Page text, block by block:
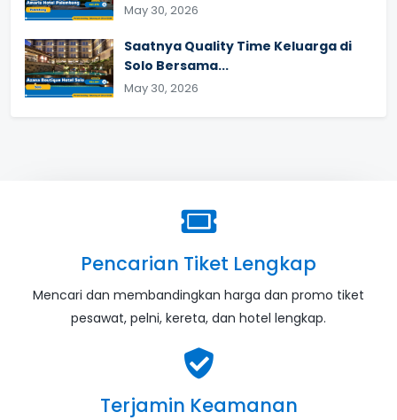
May 30, 2026
Saatnya Quality Time Keluarga di
Solo Bersama...
May 30, 2026
Pencarian Tiket Lengkap
Mencari dan membandingkan harga dan promo tiket
pesawat, pelni, kereta, dan hotel lengkap.
Terjamin Keamanan